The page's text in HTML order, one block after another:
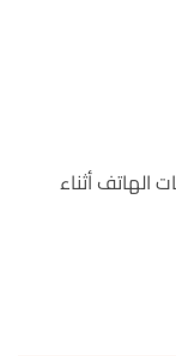
الهاتف أثناء